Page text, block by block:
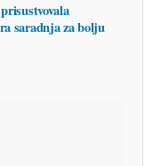
saradnja za bolju